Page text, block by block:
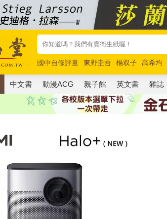
國中自修評量 東野圭吾 楊双子 高希均
唯紅花綻放
奧德賽 路邊攤新作 馬斯克
中文書 動漫ACG 親子館 英文書 雜誌